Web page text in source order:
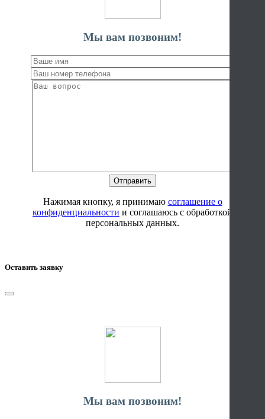
Муравейник на участке от 10
Дезинфекция частный дом
Дезинфекция юридических лиц
Мы вам позвоним!
Нажимая кнопку, я принимаю соглашение о
конфиденциальности и соглашаюсь с обработкой
персональных данных.
Оставить заявку
Мы вам позвоним!